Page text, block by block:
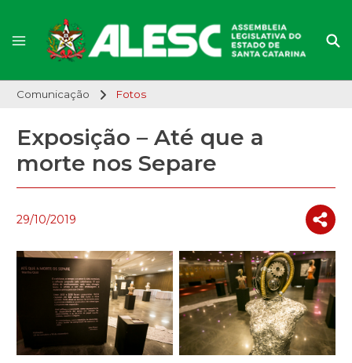
Comunicação Fotos
Exposição – Até que a
morte nos Separe
29/10/2019